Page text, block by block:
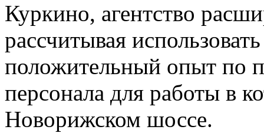
Куркино, агентство
рассчитывая
положительный опыт по
персонала для работы в
Новорижском шоссе.